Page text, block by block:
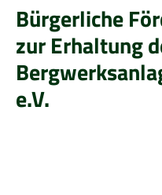
Bürgerliche
zur Erhaltung
e.V.